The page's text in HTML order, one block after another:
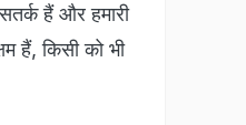
हैं और हमारी
हैं, किसी को भी